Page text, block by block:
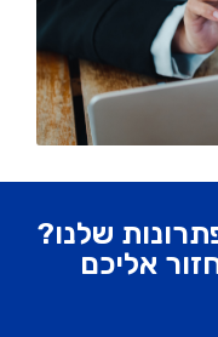
שלנו?
אליכם